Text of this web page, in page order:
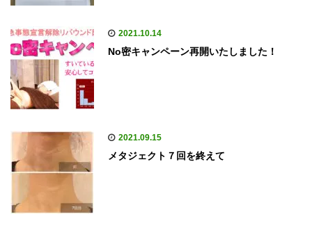
2021.10.14
No密キャンペーン再開いたしました！
2021.09.15
メタジェクト７回を終えて